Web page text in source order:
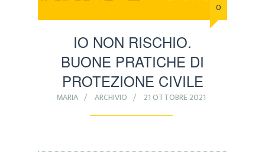
0
IO NON RISCHIO.
BUONE PRATICHE DI
PROTEZIONE CIVILE
MARIA ARCHIVIO 21 OTTOBRE 2021